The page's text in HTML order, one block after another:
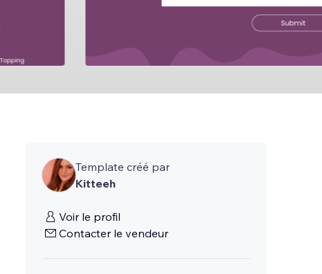
Template créé par
Kitteeh
Voir le profil
Contacter le vendeur